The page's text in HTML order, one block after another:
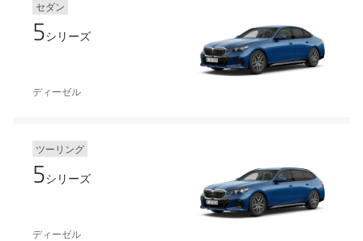
セダン
5シリーズ
ディーゼル
ツーリング
5シリーズ
ディーゼル